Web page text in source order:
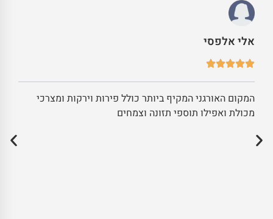
אלי אלפסי
המקום האורגני המקיף ביותר כולל פירות וירקות ומצרכי
מכולת ואפילו תוספי תזונה וצמחים